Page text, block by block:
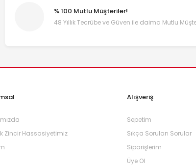
% 100 Mutlu Müşteriler!
48 Yıllık Tecrübe ve Güven ile daima Mutlu
Zincir Hassasiyetimiz
Alışveriş
Sepetim
Sıkça Sorulan Sorular
Siparişlerim
Üye Ol